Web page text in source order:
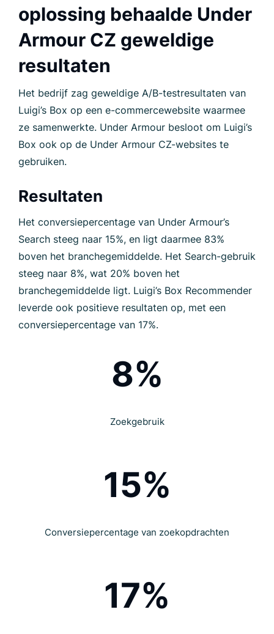
oplossing behaalde Under
Armour CZ geweldige
resultaten
Het bedrijf zag geweldige A/B-testresultaten van
Luigi’s Box op een e-commercewebsite waarmee
ze samenwerkte. Under Armour besloot om Luigi’s
Box ook op de Under Armour CZ-websites te
gebruiken.
Resultaten
Het conversiepercentage van Under Armour’s
Search steeg naar 15%, en ligt daarmee 83%
boven het branchegemiddelde. Het Search-gebruik
steeg naar 8%, wat 20% boven het
branchegemiddelde ligt. Luigi’s Box Recommender
leverde ook positieve resultaten op, met een
conversiepercentage van 17%.
8%
Zoekgebruik
15%
Conversiepercentage van zoekopdrachten
17%